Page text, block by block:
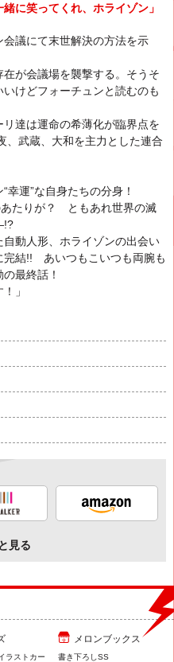
に笑ってくれ、ホライゾン」
議にて末世解決の方法を示
が会議場を襲撃する。そうそ
けどフォーチュンと読むのも
達は運命の希薄化が臨界点を
、武蔵、大和を主力とした連合
幸運”な自身たちの分身！
たりが？ ともあれ世界の滅
動人形、ホライゾンの出会い
完結!! あいつもこいつも両腕も
最終話！
」
見る
ラストカー
メロンブックス
書き下ろしSS